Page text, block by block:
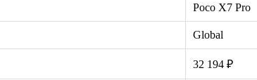
Poco X7 Pro
Global
32 194 ₽